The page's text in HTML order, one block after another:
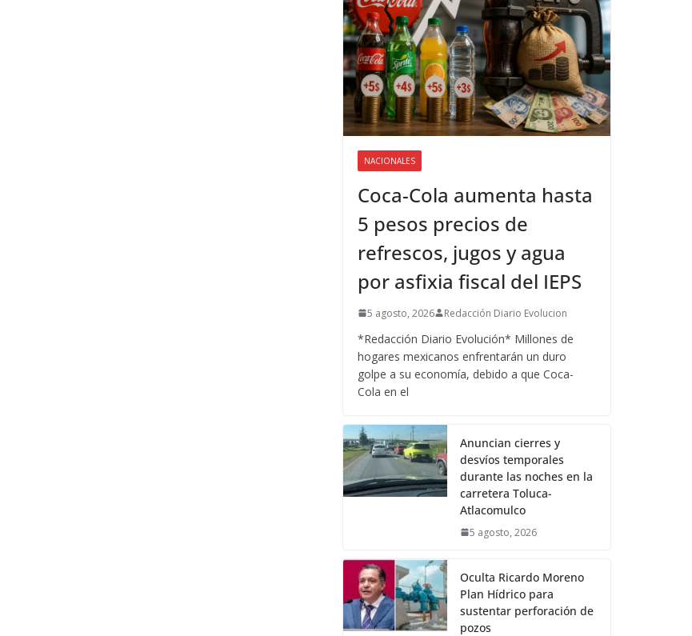
NACIONALES
Coca-Cola aumenta hasta
5 pesos precios de
refrescos, jugos y agua
por asfixia fiscal del IEPS
5 agosto, 2026 Redacción Diario Evolucion
*Redacción Diario Evolución* Millones de
hogares mexicanos enfrentarán un duro
golpe a su economía, debido a que Coca-
Cola en el
Anuncian cierres y
desvíos temporales
durante las noches en la
carretera Toluca-
Atlacomulco
5 agosto, 2026
Oculta Ricardo Moreno
Plan Hídrico para
sustentar perforación de
pozos